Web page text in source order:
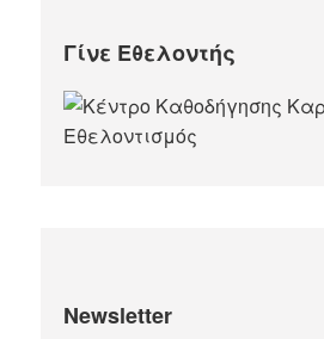
Γίνε Εθελοντής
Newsletter